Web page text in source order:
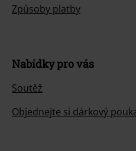
Vrácení zboží
Zrušit členství v BSC
Způsoby platby